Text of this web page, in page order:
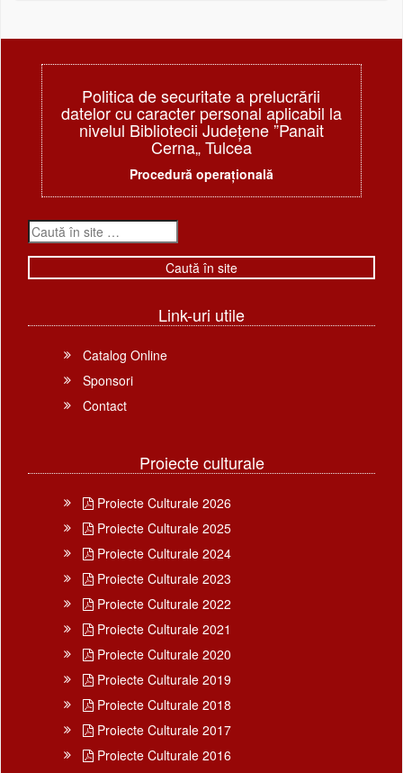
Politica de securitate a prelucrării
datelor cu caracter personal aplicabil la
nivelul Bibliotecii Judeţene ”Panait
Cerna„ Tulcea
Procedură operațională
Link-uri utile
Catalog Online
Sponsori
Contact
Proiecte culturale
Proiecte Culturale 2026
Proiecte Culturale 2025
Proiecte Culturale 2024
Proiecte Culturale 2023
Proiecte Culturale 2022
Proiecte Culturale 2021
Proiecte Culturale 2020
Proiecte Culturale 2019
Proiecte Culturale 2018
Proiecte Culturale 2017
Proiecte Culturale 2016